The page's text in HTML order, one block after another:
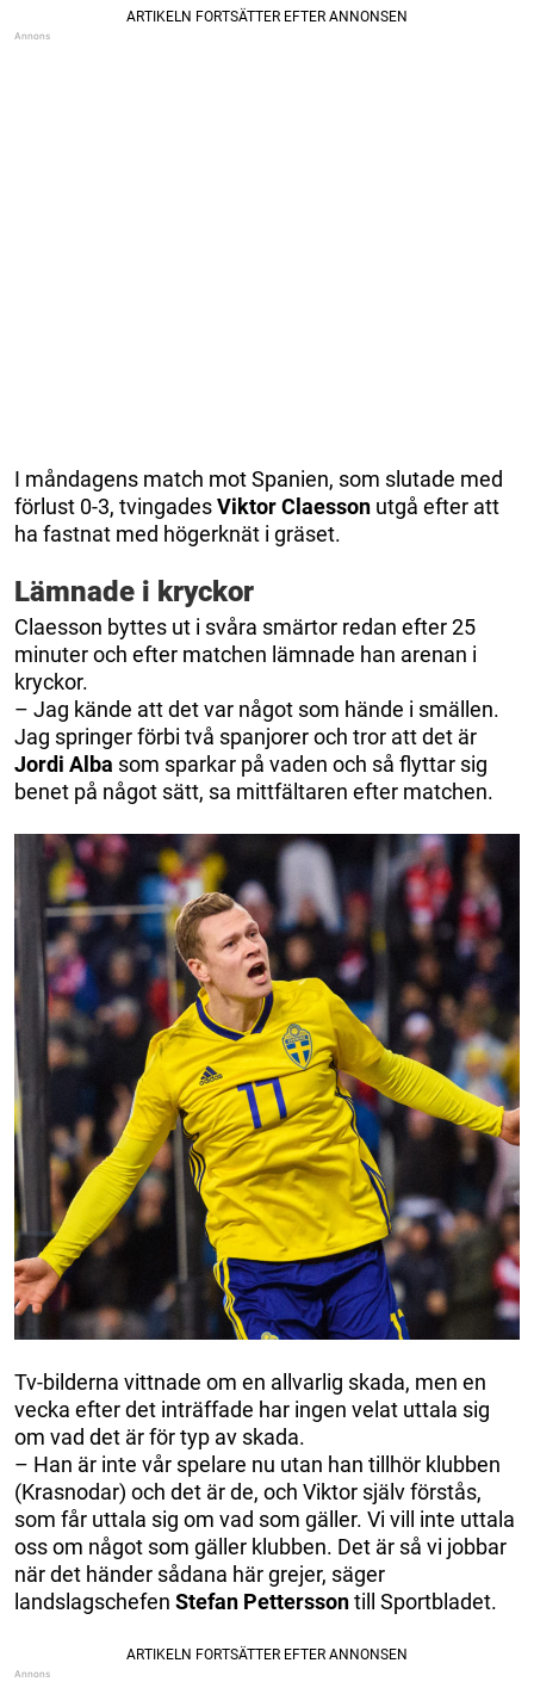
I måndagens match mot Spanien, som slutade med
förlust 0-3, tvingadesViktor Claesson utgå efter att
ha fastnat med högerknät i gräset.
Lämnade i kryckor
Claesson byttes ut i svåra smärtor redan efter 25
minuter och efter matchen lämnade han arenan i
kryckor.
– Jag kände att det var något som hände i smällen.
Jag springer förbi två spanjorer och tror att det är
Jordi Alba som sparkar på vaden och så flyttar sig
benet på något sätt, sa mittfältaren efter matchen.
Tv-bilderna vittnade om en allvarlig skada, men en
vecka efter det inträffade har ingen velat uttala sig
om vad det är för typ av skada.
– Han är inte vår spelare nu utan han tillhör klubben
(Krasnodar) och det är de, och Viktor själv förstås,
som får uttala sig om vad som gäller. Vi vill inte uttala
oss om något som gäller klubben. Det är så vi jobbar
när det händer sådana här grejer, säger
landslagschefen Stefan Petterssontill Sportbladet.